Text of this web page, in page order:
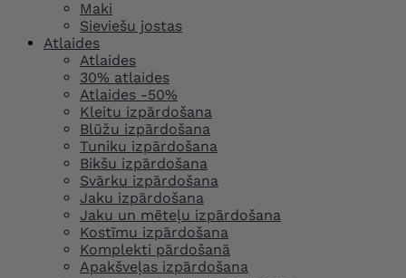
Maki
Sieviešu jostas
Atlaides
Atlaides
30% atlaides
Atlaides -50%
Kleitu izpārdošana
Blūžu izpārdošana
Tuniku izpārdošana
Bikšu izpārdošana
Svārku izpārdošana
Jaku izpārdošana
Jaku un mēteļu izpārdošana
Kostīmu izpārdošana
Komplekti pārdošanā
Apakšveļas izpārdošana